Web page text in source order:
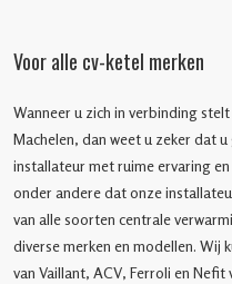
Voor alle cv-ketel merken
Wanneer u zich in verbinding
Machelen, dan weet u zeker dat
installateur met ruime ervaring
onder andere dat onze
van alle soorten centrale
diverse merken en modellen. Wij
van Vaillant, ACV, Ferroli en